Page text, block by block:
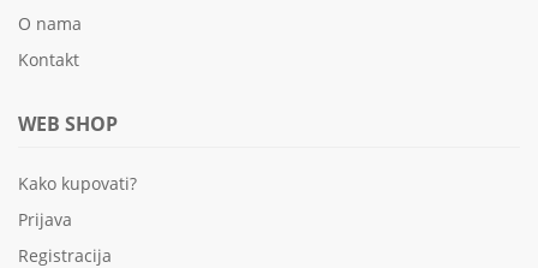
O nama
Kontakt
WEB SHOP
Kako kupovati?
Prijava
Registracija